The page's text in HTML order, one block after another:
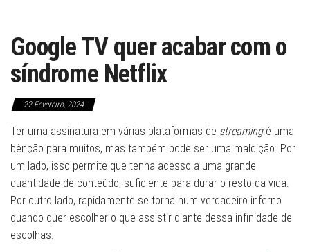
Google TV quer acabar com o
síndrome Netflix
22 Fevereiro, 2024
Ter uma assinatura em várias plataformas de streaming é uma
bênção para muitos, mas também pode ser uma maldição. Por
um lado, isso permite que tenha acesso a uma grande
quantidade de conteúdo, suficiente para durar o resto da vida.
Por outro lado, rapidamente se torna num verdadeiro inferno
quando quer escolher o que assistir diante dessa infinidade de
escolhas.